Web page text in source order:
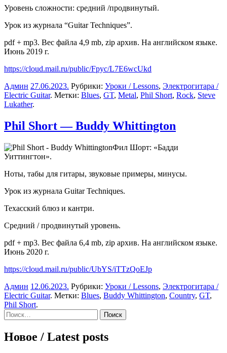
Уровень сложности: средний /продвинутый.
Урок из журнала “Guitar Techniques”.
pdf + mp3. Вес файла 4,9 mb, zip архив. На английском языке.
Июнь 2019 г.
https://cloud.mail.ru/public/Fpyc/L7E6wcUkd
Админ 27.06.2023. Рубрики: Уроки / Lessons, Электрогитара /
Electric Guitar. Метки: Blues, GT, Metal, Phil Short, Rock, Steve
Lukather.
Phil Short — Buddy Whittington
Фил Шорт: «Бадди
Уиттингтон».
Ноты, табы для гитары, звуковые примеры, минусы.
Урок из журнала Guitar Techniques.
Техасский блюз и кантри.
Средний / продвинутый уровень.
pdf + mp3. Вес файла 6,4 mb, zip архив. На английском языке.
Июнь 2020 г.
https://cloud.mail.ru/public/UbYS/iTTzQoEJp
Админ 12.06.2023. Рубрики: Уроки / Lessons, Электрогитара /
Electric Guitar. Метки: Blues, Buddy Whittington, Country, GT,
Phil Short.
Sidebar
Найти:
Новое / Latest posts